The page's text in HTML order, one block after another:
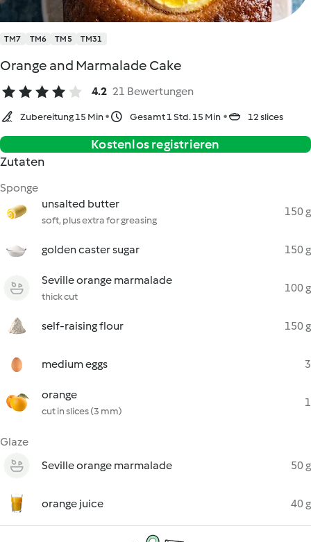
TM7 TM6 TM5 TM31
Orange and Marmalade Cake
4.2 21 Bewertungen
Zubereitung 15 Min Gesamt 1 Std. 15 Min 12 slices
Kostenlos registrieren
Zutaten
Sponge
unsalted butter
soft, plus extra for greasing
150 g
golden caster sugar 150 g
Seville orange marmalade
thick cut
100 g
self-raising flour 150 g
medium eggs 3
orange
cut in slices (3 mm)
1
Glaze
Seville orange marmalade
50 g
orange juice 40 g